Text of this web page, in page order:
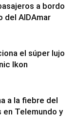
a bordo
del AIDAmar
el súper lujo
Ikon
a la fiebre del
en Telemundo y